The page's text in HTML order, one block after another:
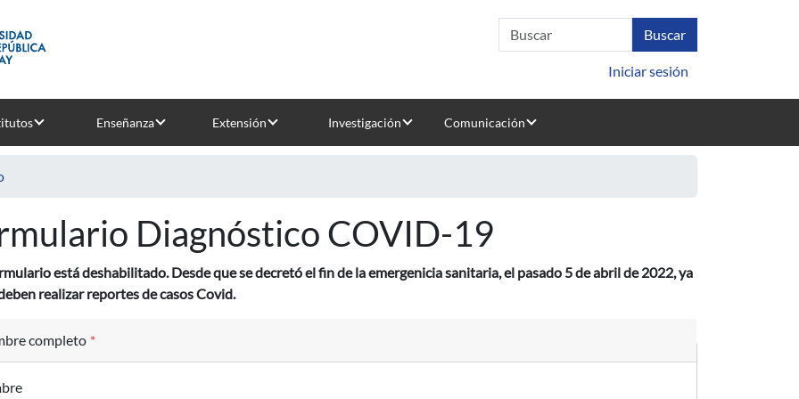
Iniciar sesión
Enseñanza Extensión Investigación Comunicación
Diagnóstico COVID-19
está deshabilitado. Desde que se decretó el fin de la emergenicia sanitaria, el pasado 5 de abril de 2022, ya
realizar reportes de casos Covid.
completo *